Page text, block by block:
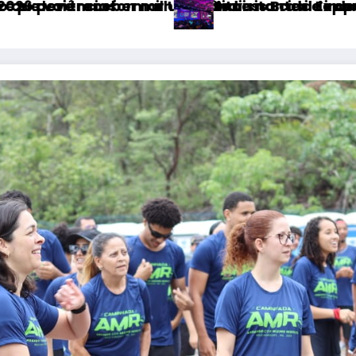
turismo e economia de Uberlândia
a maior edição da históriaFatal Fans negocia